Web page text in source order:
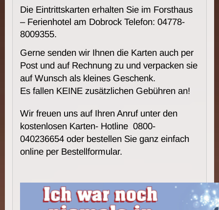
Die Eintrittskarten erhalten Sie im Forsthaus
– Ferienhotel am Dobrock Telefon: 04778-
8009355.
Gerne senden wir Ihnen die Karten auch per
Post und auf Rechnung zu und verpacken sie
auf Wunsch als kleines Geschenk.
Es fallen KEINE zusätzlichen Gebühren an!
Wir freuen uns auf Ihren Anruf unter den
kostenlosen Karten- Hotline 0800-
040236654 oder bestellen Sie ganz einfach
online per Bestellformular.